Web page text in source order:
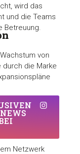
wird das
und die Teams
Betreuung.
von
die Marke
Netzwerk